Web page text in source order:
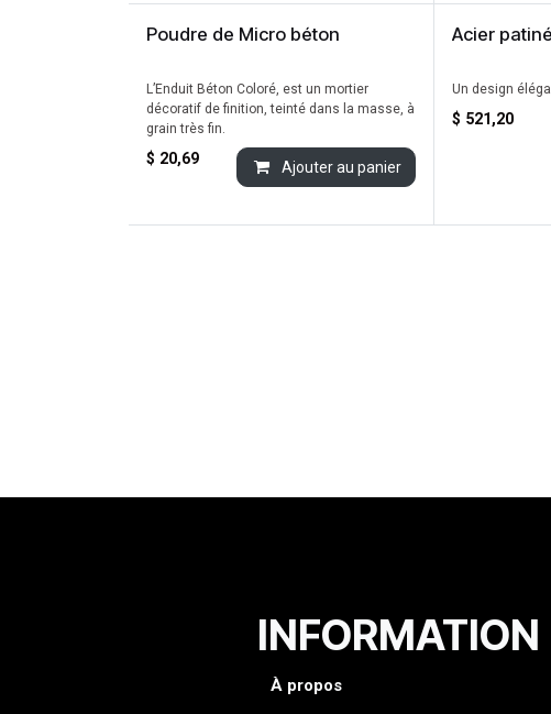
Poudre de Micro béton
L’Enduit Béton Coloré, est un mortier
décoratif de finition, teinté dans la masse, à
grain très fin.
$ 20,69 Ajouter au panier
Nouveau !
Acier patiné
Un design
$ 521,20
INFORMATION
À propos